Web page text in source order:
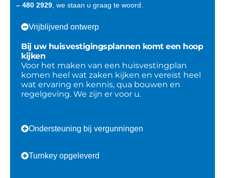
– 480 2929 , we staan u graag te woord.
Vrijblijvend ontwerp
Bij uw huisvestigingsplannen komt een hoop
kijken
Voor het maken van een huisvestingplan
komen heel wat zaken kijken en vereist heel
wat ervaring en kennis, qua bouwen en
regelgeving. We zijn er voor u.
Ondersteuning bij vergunningen
Turnkey opgeleverd